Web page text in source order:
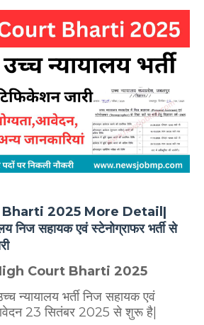
2025 More Detail|
निज सहायक एवं स्टेनोग्राफर भर्ती से
High Court Bharti 2025
न्यायालय भर्ती निज सहायक एवं
23 सितंबर 2025 से शुरू है|